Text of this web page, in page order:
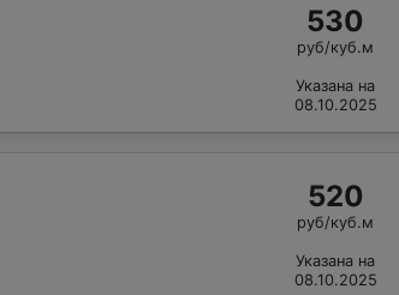
530
руб/куб.м
Указана на
08.10.2025
520
руб/куб.м
Указана на
08.10.2025